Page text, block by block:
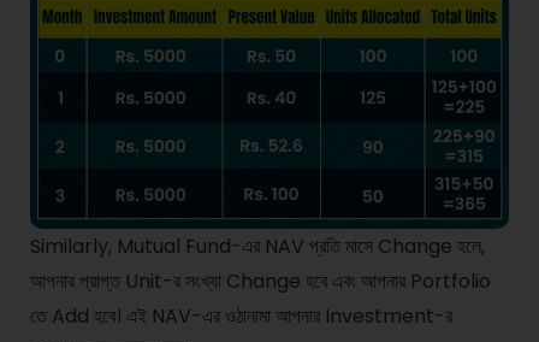
Similarly, Mutual Fund-এর NAV প্রতি মাসে Change হলে,
আপনার প্রাপ্ত Unit-র সংখ্যা Change হবে এবং আপনার Portfolio
তে Add হবে। এই NAV-এর ওঠানামা আপনার Investment-র